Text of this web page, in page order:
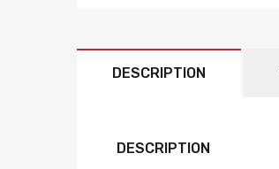
DESCRIPTION
DESCRIPTION